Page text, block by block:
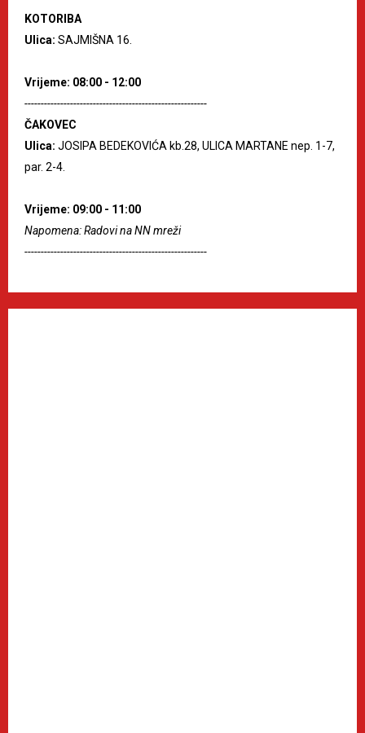
KOTORIBA
Ulica: SAJMIŠNA 16.
Vrijeme: 08:00 - 12:00
--------------------------------------------------------
ČAKOVEC
Ulica: JOSIPA BEDEKOVIĆA kb.28, ULICA MARTANE nep. 1-7,
par. 2-4.
Vrijeme: 09:00 - 11:00
Napomena: Radovi na NN mreži
--------------------------------------------------------